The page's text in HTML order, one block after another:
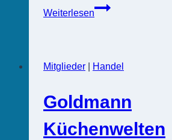
Weiterlesen
Schillhorn
Mitglieder Handel
Goldmann
Küchenwelten